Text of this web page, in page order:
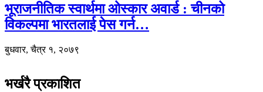
भूराजनीतिक स्वार्थमा ओस्कार अवार्ड : चीनको
विकल्पमा भारतलाई पेस गर्न…
बुधवार, चैत्र १, २०७९
भर्खरै प्रकाशित